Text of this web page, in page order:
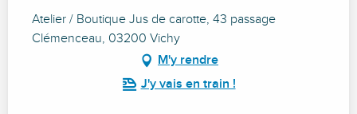
Atelier / Boutique Jus de carotte, 43 passage
Clémenceau, 03200 Vichy
M'y rendre
J'y vais en train !